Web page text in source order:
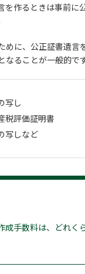
を作るときは事前に
めに、公正証書遺言
ることが一般的です
写し
税評価証明書
写しなど
成手数料は、どれく